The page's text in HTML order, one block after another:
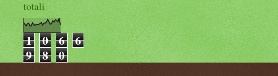
totali
1 0 6 6
9 8 0